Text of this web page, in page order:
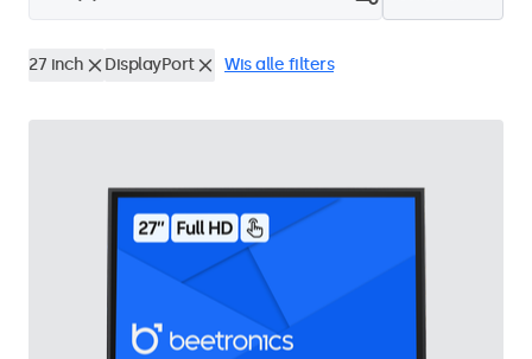
27 inch DisplayPort Wis alle filters